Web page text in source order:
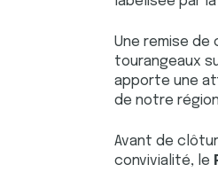
Une remise
tourangeaux
apporte une
de notre
Avant de
convivialité, le